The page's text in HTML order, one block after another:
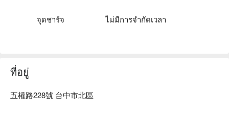
人均消費：均消 TWD 500，假日低消 TWD 500
適合情境：浪漫約會、朋友聚餐、多人聚餐、酒吧
【春雨伯爵】茶韻幽香，回甘持久
【鳳桃凝露】桃味芬芳，沁人心脾
【微醺桂香】桂花香氣撲鼻，酒味微醺
จุดชาร์จ ไม่มีการจำกัดเวลา
ที่อยู่
五權路228號 台中市北區